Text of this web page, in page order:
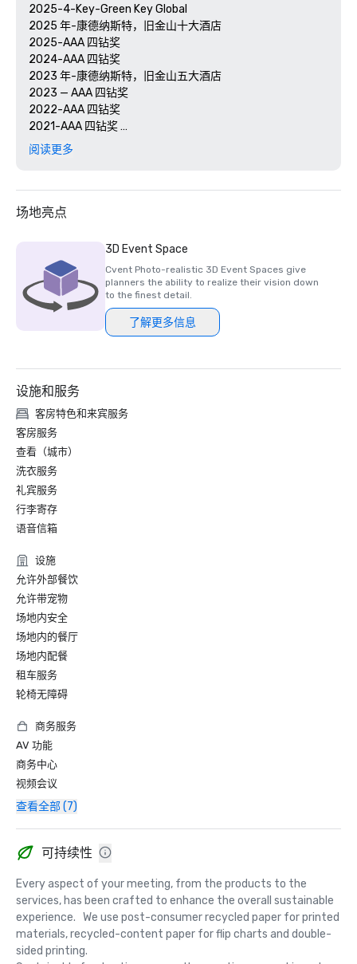
2025-4-Key-Green Key Global
2025 年-康德纳斯特，旧金山十大酒店
2025-AAA 四钻奖
2024-AAA 四钻奖
2023 年-康德纳斯特，旧金山五大酒店
2023 — AAA 四钻奖
2022-AAA 四钻奖
2021-AAA 四钻奖
2020 年-康德纳斯特旧金山 21 家最佳酒店
阅读更多
场地亮点
3D Event Space
Cvent Photo-realistic 3D Event Spaces give
planners the ability to realize their vision down
to the finest detail.
了解更多信息
设施和服务
客房特色和来宾服务
客房服务
查看（城市）
洗衣服务
礼宾服务
行李寄存
语音信箱
设施
允许外部餐饮
允许带宠物
场地内安全
场地内的餐厅
场地内配餐
租车服务
轮椅无障碍
商务服务
AV 功能
商务中心
视频会议
查看全部 (7)
可持续性
Every aspect of your meeting, from the products to the
services, has been crafted to enhance the overall sustainable
experience.   We use post-consumer recycled paper for printed
materials, recycled-content paper for flip charts and double-
sided printing.